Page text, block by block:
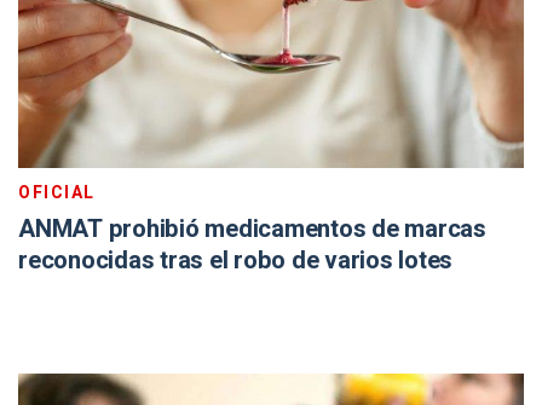
OFICIAL
ANMAT prohibió medicamentos de marcas
reconocidas tras el robo de varios lotes